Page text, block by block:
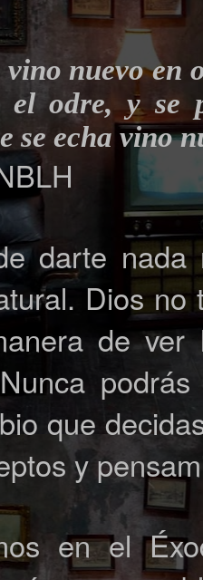
nuevo en
el odre, y se
se echa vino
darte
Dios
de
que
y
en el